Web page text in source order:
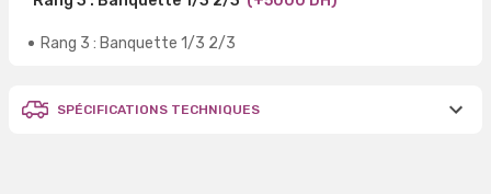
Rang 3 : Banquette 1/3 2/3
SPÉCIFICATIONS TECHNIQUES